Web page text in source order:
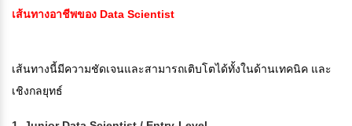
เส้นทางอาชีพของ Data Scientist
เส้นทางนี้มีความชัดเจนและสามารถเติบโตได้ทั้งในด้านเทคนิค และ
เชิงกลยุทธ์